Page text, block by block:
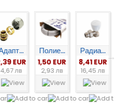
EUR
2,93 лв
Радиа...
8,41 EUR
16,45 лв
Венти...
7,40 EUR
14,48 лв